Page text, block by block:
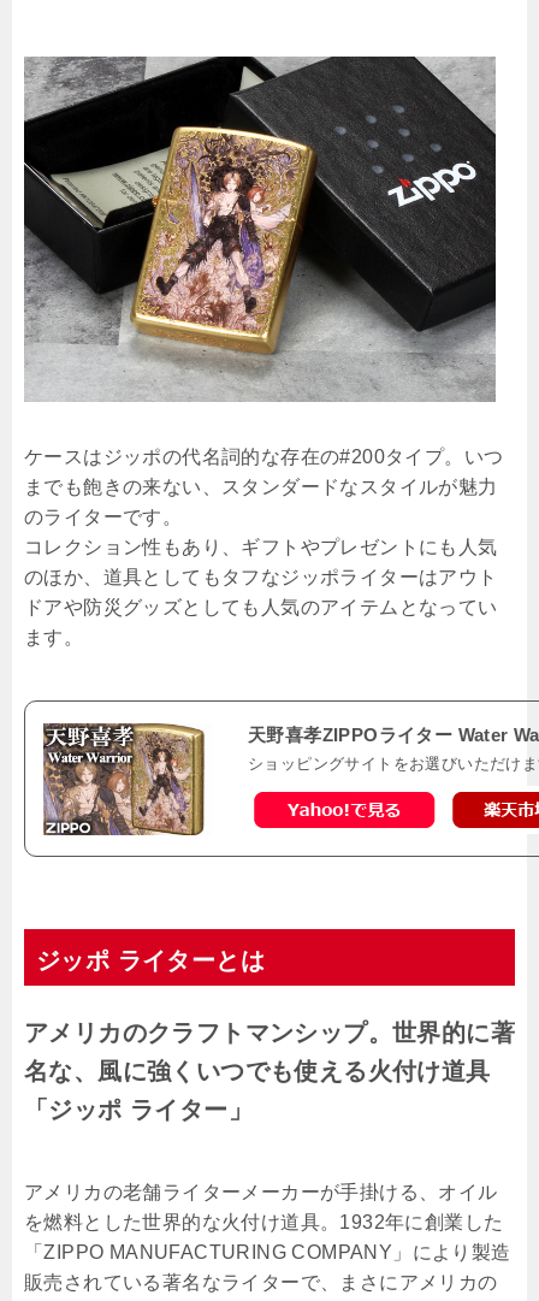
ケースはジッポの代名詞的な存在の#200タイプ。いつ
までも飽きの来ない、スタンダードなスタイルが魅力
のライターです。
コレクション性もあり、ギフトやプレゼントにも人気
のほか、道具としてもタフなジッポライターはアウト
ドアや防災グッズとしても人気のアイテムとなってい
ます。
天野喜孝ZIPPOライター Water
ショッピングサイトをお選びいただけ
ジッポ ライターとは
アメリカのクラフトマンシップ。世界的に著
名な、風に強くいつでも使える火付け道具
「ジッポ ライター」
アメリカの老舗ライターメーカーが手掛ける、オイル
を燃料とした世界的な火付け道具。1932年に創業した
「ZIPPO MANUFACTURING COMPANY」により製造
販売されている著名なライターで、まさにアメリカの